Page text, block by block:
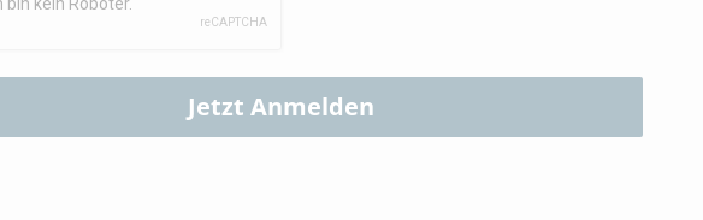
Jetzt Anmelden